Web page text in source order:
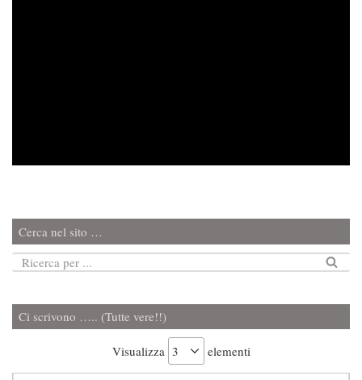
Cerca nel sito …
Ci scrivono ….. (Tutte vere!!)
Visualizza elementi